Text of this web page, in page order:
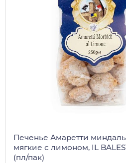
Печенье Амаретти
мягкие с лимоном, IL
(пл/пак)